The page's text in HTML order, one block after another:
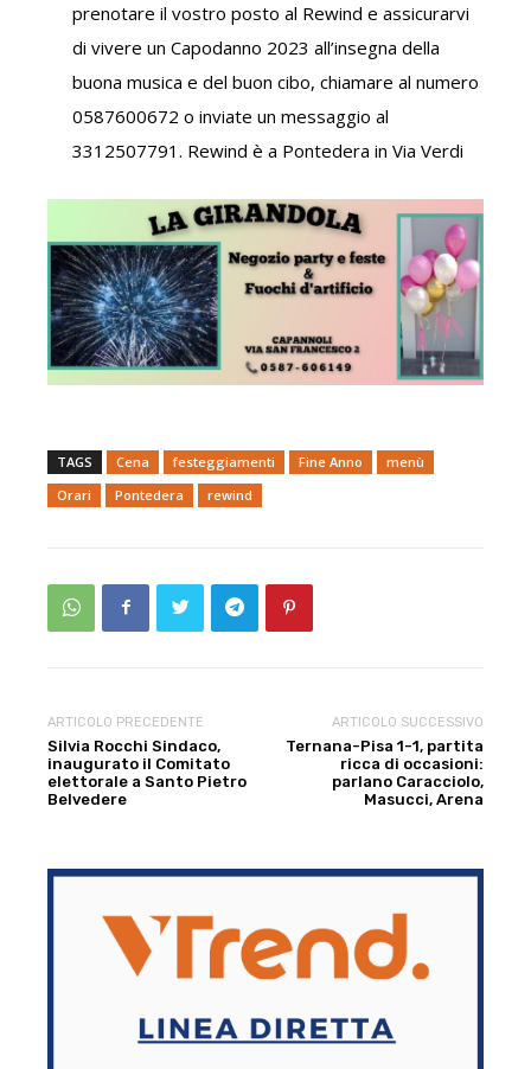
prenotare il vostro posto al Rewind e assicurarvi
di vivere un Capodanno 2023 all’insegna della
buona musica e del buon cibo, chiamare al numero
0587600672 o inviate un messaggio al
3312507791. Rewind è a Pontedera in Via Verdi
TAGS Cena festeggiamenti Fine Anno
menù
Orari
Pontedera rewind
ARTICOLO PRECEDENTE
Silvia Rocchi Sindaco,
inaugurato il Comitato
elettorale a Santo Pietro
Belvedere
ARTICOLO SUCCESSIVO
Ternana-Pisa 1-1, partita
ricca di occasioni:
parlano Caracciolo,
Masucci, Arena